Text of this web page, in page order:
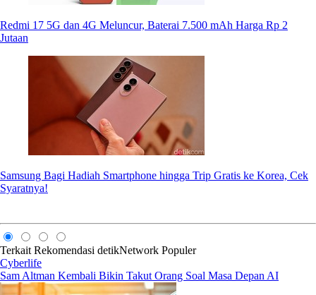
Redmi 17 5G dan 4G Meluncur, Baterai 7.500 mAh Harga Rp 2
Jutaan
Samsung Bagi Hadiah Smartphone hingga Trip Gratis ke Korea, Cek
Syaratnya!
Terkait Rekomendasi detikNetwork Populer
Cyberlife
Sam Altman Kembali Bikin Takut Orang Soal Masa Depan AI